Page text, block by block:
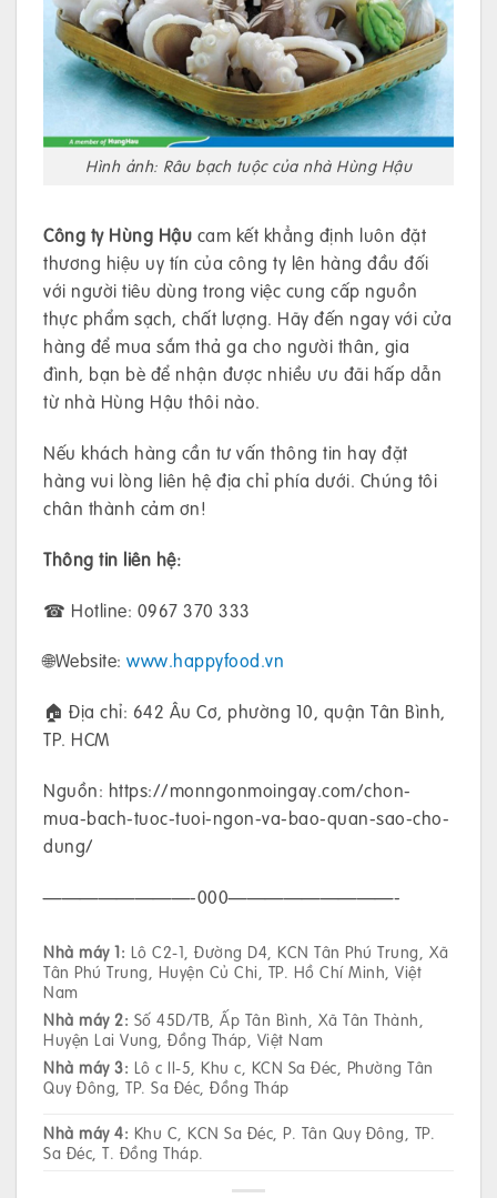
Hình ảnh: Râu bạch tuộc của nhà Hùng Hậu
Công ty Hùng Hậu cam kết khẳng định luôn đặt
thương hiệu uy tín của công ty lên hàng đầu đối
với người tiêu dùng trong việc cung cấp nguồn
thực phẩm sạch, chất lượng. Hãy đến ngay với cửa
hàng để mua sắm thả ga cho người thân, gia
đình, bạn bè để nhận được nhiều ưu đãi hấp dẫn
từ nhà Hùng Hậu thôi nào.
Nếu khách hàng cần tư vấn thông tin hay đặt
hàng vui lòng liên hệ địa chỉ phía dưới. Chúng tôi
chân thành cảm ơn!
Thông tin liên hệ:
☎ Hotline: 0967 370 333
🌐Website: www.happyfood.vn
🏠 Địa chỉ: 642 Âu Cơ, phường 10, quận Tân Bình,
TP. HCM
Nguồn: https://monngonmoingay.com/chon-
mua-bach-tuoc-tuoi-ngon-va-bao-quan-sao-cho-
dung/
————————-000—————————-
Nhà máy 1: Lô C2-1, Đường D4, KCN Tân Phú Trung, Xã
Tân Phú Trung, Huyện Củ Chi, TP. Hồ Chí Minh, Việt
Nam
Nhà máy 2: Số 45D/TB, Ấp Tân Bình, Xã Tân Thành,
Huyện Lai Vung, Đồng Tháp, Việt Nam
Nhà máy 3: Lô c II-5, Khu c, KCN Sa Đéc, Phường Tân
Quy Đông, TP. Sa Đéc, Đồng Tháp
Nhà máy 4: Khu C, KCN Sa Đéc, P. Tân Quy Đông, TP.
Sa Đéc, T. Đồng Tháp.